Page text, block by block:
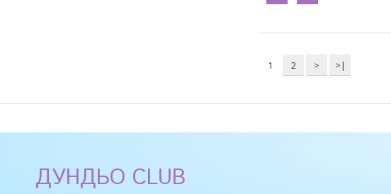
1 2 > >|
ДУНДЬО CLUB